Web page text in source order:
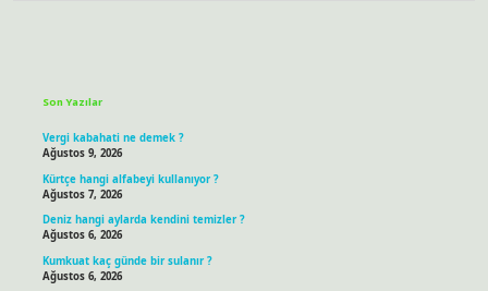
Son Yazılar
Vergi kabahati ne demek ?
Ağustos 9, 2026
Kürtçe hangi alfabeyi kullanıyor ?
Ağustos 7, 2026
Deniz hangi aylarda kendini temizler ?
Ağustos 6, 2026
Kumkuat kaç günde bir sulanır ?
Ağustos 6, 2026